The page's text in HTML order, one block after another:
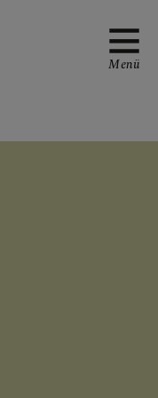
Menü